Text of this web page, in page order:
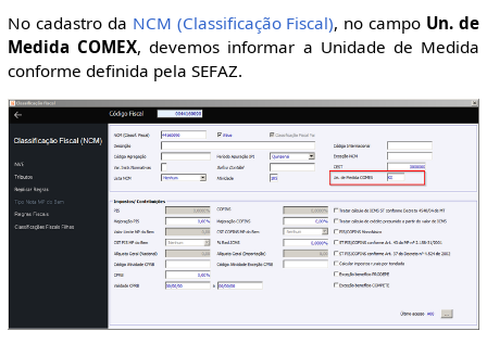
No cadastro da NCM (Classificação Fiscal), no campo Un. de
Medida COMEX, devemos informar a Unidade de Medida
conforme definida pela SEFAZ.